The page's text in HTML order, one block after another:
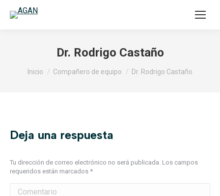
Dr. Rodrigo Castaño
Estás aquí:
Inicio Compañero de equipo Dr. Rodrigo Castaño
Deja una respuesta
Tu dirección de correo electrónico no será publicada. Los campos
requeridos están marcados *
Comentario